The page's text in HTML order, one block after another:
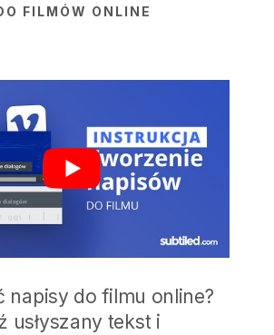
FILMÓW ONLINE
napisy do filmu online?
usłyszany tekst i